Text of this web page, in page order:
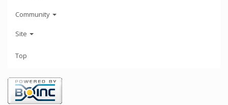
Community
Site
Top